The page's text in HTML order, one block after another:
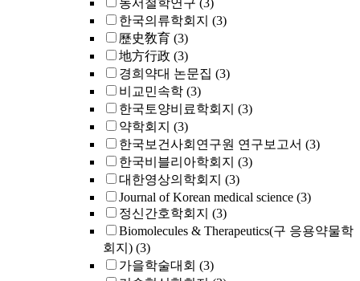
동서철학연구 (3)
한국의류학회지 (3)
歷史敎育 (3)
地方行政 (3)
경희약대 논문집 (3)
비교민속학 (3)
한국토양비료학회지 (3)
약학회지 (3)
한국보건사회연구원 연구보고서 (3)
한국비블리아학회지 (3)
대한영상의학회지 (3)
Journal of Korean medical science (3)
정신간호학회지 (3)
Biomolecules & Therapeutics(구 응용약물학
회지) (3)
가을학술대회 (3)